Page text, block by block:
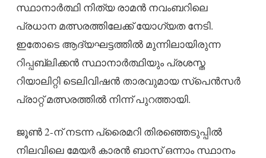
സ്ഥാനാർത്ഥി നിത്യ രാമൻ നവംബറിലെ
പ്രധാന മത്സരത്തിലേക്ക് യോഗ്യത നേടി.
ഇതോടെ ആദ്യഘട്ടത്തിൽ മുന്നിലായിരുന്ന
റിപ്പബ്ലിക്കൻ സ്ഥാനാർത്ഥിയും പ്രശസ്ത
റിയാലിറ്റി ടെലിവിഷൻ താരവുമായ സ്പെൻസർ
പ്രാറ്റ് മത്സരത്തിൽ നിന്ന് പുറത്തായി.
ജൂൺ 2-ന് നടന്ന പ്രൈമറി തിരഞ്ഞെടുപ്പിൽ
നിലവിലെ മേയർ കാരൻ ബാസ് ഒന്നാം സ്ഥാനം